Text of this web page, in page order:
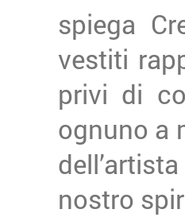
spiega
vestiti
privi di
ognuno a
nostro